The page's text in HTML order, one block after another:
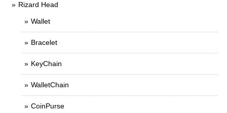
Rizard Head
Wallet
Bracelet
KeyChain
WalletChain
CoinPurse